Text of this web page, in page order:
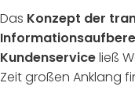
Das Konzept der
Kundenserviceließ
Zeit großen Anklang